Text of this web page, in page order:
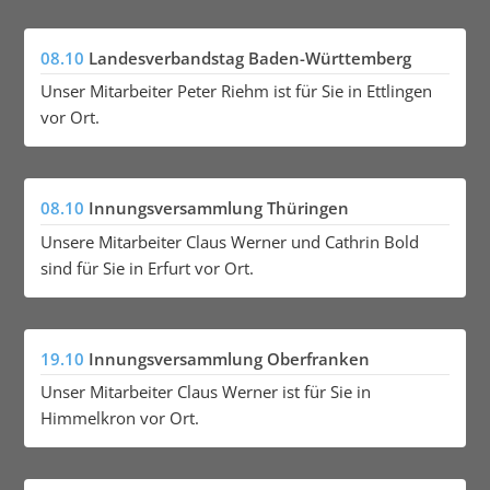
08.10 Landesverbandstag Baden-Württemberg
Unser Mitarbeiter Peter Riehm ist für Sie in Ettlingen
vor Ort.
08.10 Innungsversammlung Thüringen
Unsere Mitarbeiter Claus Werner und Cathrin Bold
sind für Sie in Erfurt vor Ort.
19.10 Innungsversammlung Oberfranken
Unser Mitarbeiter Claus Werner ist für Sie in
Himmelkron vor Ort.